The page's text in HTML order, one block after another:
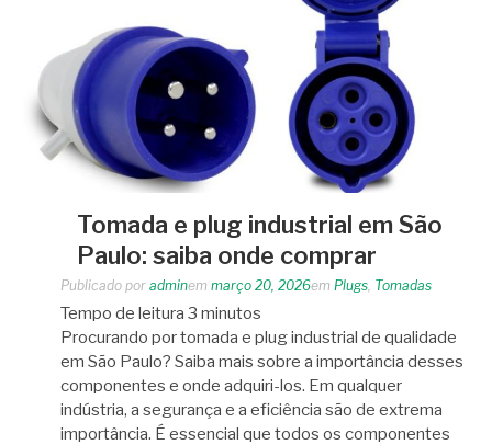
Tomada e plug industrial em São
Paulo: saiba onde comprar
Publicado por adminem março 20, 2026em Plugs Tomadas
Tempo de leitura 3 minutos
Procurando por tomada e plug industrial de qualidade
em São Paulo? Saiba mais sobre a importância desses
componentes e onde adquiri-los. Em qualquer
indústria, a segurança e a eficiência são de extrema
importância. É essencial que todos os componentes